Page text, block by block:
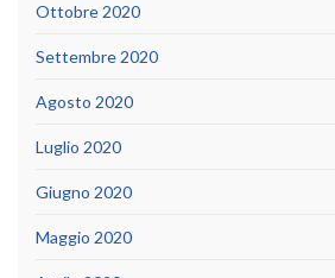
Ottobre 2020
Settembre 2020
Agosto 2020
Luglio 2020
Giugno 2020
Maggio 2020